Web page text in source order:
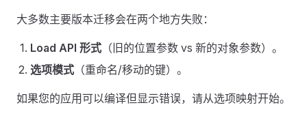
大多数主要版本迁移会在两个地方失败：
Load API 形式 （旧的位置参数 vs 新的对象参数）。
选项模式 （重命名/移动的键）。
如果您的应用可以编译但显示错误，请从选项映射开始。